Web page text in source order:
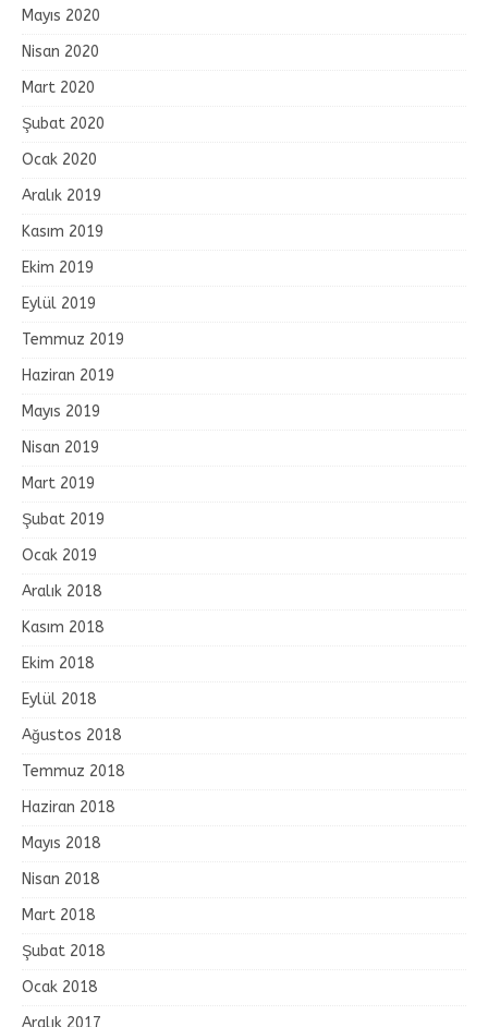
Mayıs 2020
Nisan 2020
Mart 2020
Şubat 2020
Ocak 2020
Aralık 2019
Kasım 2019
Ekim 2019
Eylül 2019
Temmuz 2019
Haziran 2019
Mayıs 2019
Nisan 2019
Mart 2019
Şubat 2019
Ocak 2019
Aralık 2018
Kasım 2018
Ekim 2018
Eylül 2018
Ağustos 2018
Temmuz 2018
Haziran 2018
Mayıs 2018
Nisan 2018
Mart 2018
Şubat 2018
Ocak 2018
Aralık 2017